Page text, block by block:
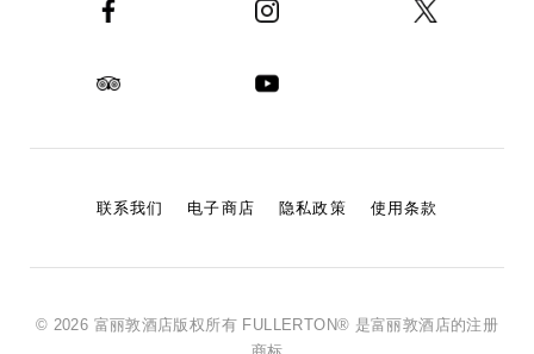
联系我们 电子商店 隐私政策 使用条款
© 2026 富丽敦酒店版权所有 FULLERTON® 是富丽敦酒店的注册